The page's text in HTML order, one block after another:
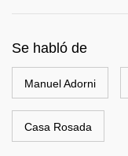
Se habló de
Manuel Adorni
Casa Rosada